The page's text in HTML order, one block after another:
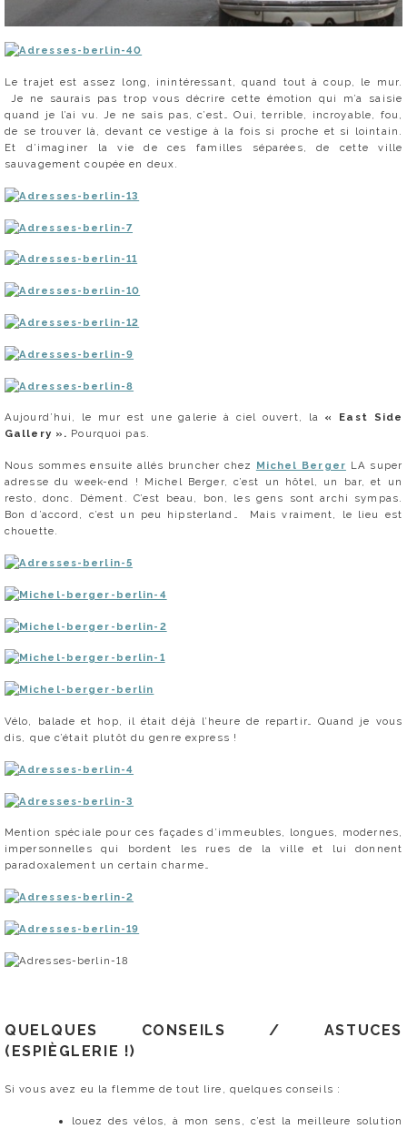
Le trajet est assez long, inintéressant, quand tout à coup, le mur.
Je ne saurais pas trop vous décrire cette émotion qui m’a saisie
quand je l’ai vu. Je ne sais pas, c’est… Oui, terrible, incroyable, fou,
de se trouver là, devant ce vestige à la fois si proche et si lointain.
Et d’imaginer la vie de ces familles séparées, de cette ville
sauvagement coupée en deux.
Aujourd’hui, le mur est une galerie à ciel ouvert, la « East Side
Gallery ». Pourquoi pas.
Nous sommes ensuite allés bruncher chez Michel Berger LA super
adresse du week-end ! Michel Berger, c’est un hôtel, un bar, et un
resto, donc. Dément. C’est beau, bon, les gens sont archi sympas.
Bon d’accord, c’est un peu hipsterland… Mais vraiment, le lieu est
chouette.
Vélo, balade et hop, il était déjà l’heure de repartir… Quand je vous
dis, que c’était plutôt du genre express !
Mention spéciale pour ces façades d’immeubles, longues, modernes,
impersonnelles qui bordent les rues de la ville et lui donnent
paradoxalement un certain charme…
QUELQUES CONSEILS / ASTUCES
(ESPIÈGLERIE !)
Si vous avez eu la flemme de tout lire, quelques conseils :
louez des vélos, à mon sens, c’est la meilleure solution